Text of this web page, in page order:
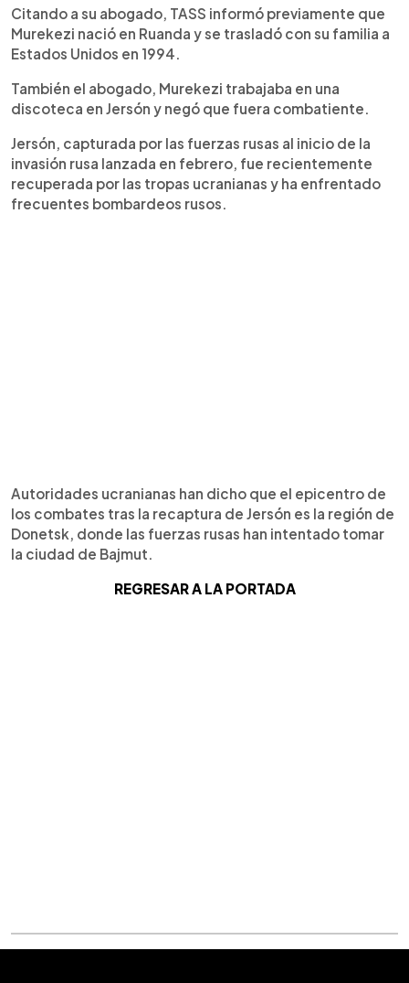
Citando a su abogado, TASS informó previamente que
Murekezi nació en Ruanda y se trasladó con su familia a
Estados Unidos en 1994.
También el abogado, Murekezi trabajaba en una
discoteca en Jersón y negó que fuera combatiente.
Jersón, capturada por las fuerzas rusas al inicio de la
invasión rusa lanzada en febrero, fue recientemente
recuperada por las tropas ucranianas y ha enfrentado
frecuentes bombardeos rusos.
Autoridades ucranianas han dicho que el epicentro de
los combates tras la recaptura de Jersón es la región de
Donetsk, donde las fuerzas rusas han intentado tomar
la ciudad de Bajmut.
REGRESAR A LA PORTADA